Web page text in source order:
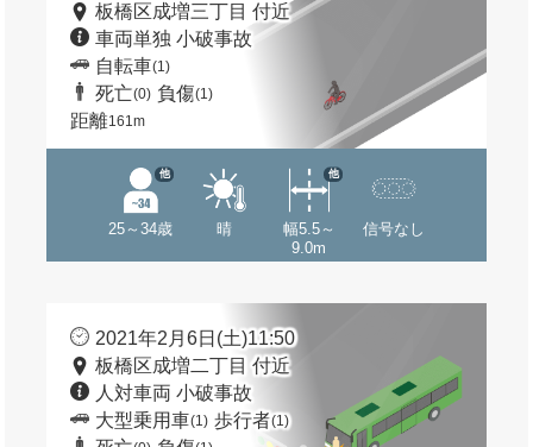
板橋区成増三丁目 付近
車両単独 小破事故
自転車(1)
死亡(0) 負傷(1)
距離161m
25～34歳
他
晴
幅5.5～
9.0m
他
信号なし
2021年2月6日(土)11:50
板橋区成増二丁目 付近
人対車両 小破事故
大型乗用車(1) 歩行者(1)